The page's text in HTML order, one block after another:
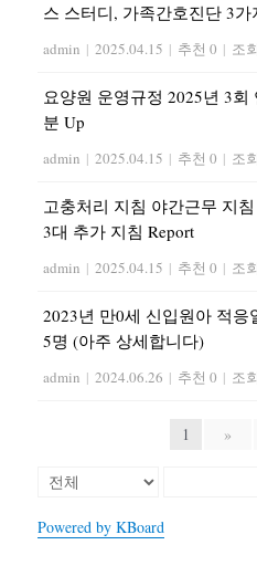
스 스터디, 가족간호진단 3가
admin | 2025.04.15 | 추천 0 | 조
요양원 운영규정 2025년 3
분 Up
admin | 2025.04.15 | 추천 0 | 조
고충처리 지침 야간근무 지
3대 추가 지침 Report
admin | 2025.04.15 | 추천 0 | 조
2023년 만0세 신입원아 적
5명 (아주 상세합니다)
admin | 2024.06.26 | 추천 0 | 조
1 »
Powered by KBoard